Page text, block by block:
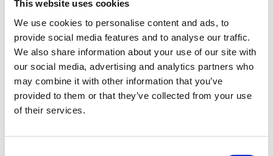
This website uses cookies
We use cookies to personalise content and ads, to
provide social media features and to analyse our traffic.
We also share information about your use of our site with
our social media, advertising and analytics partners who
may combine it with other information that you’ve
provided to them or that they’ve collected from your use
of their services.
Cinturino regolabilecon fibbia in stile antico
Produzione responsabilein Vietnam e Bangladesh
€35,00 incl. IVA
Il Cappellino PEPPER. quantità
AGGIUNGI AL CARRELLO